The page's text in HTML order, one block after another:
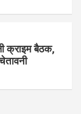
क्राइम बैठक,